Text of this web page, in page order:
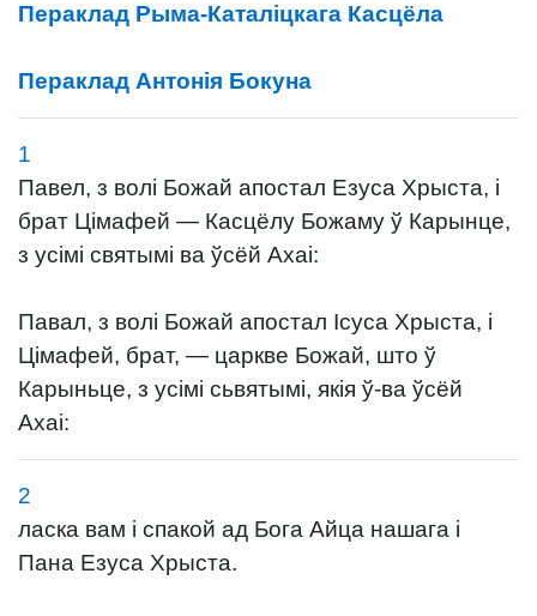
Пераклад Рыма-Каталіцкага Касцёла
Пераклад Антонія Бокуна
1
Павел, з волі Божай апостал Езуса Хрыста, і
брат Цімафей — Касцёлу Божаму ў Карынце,
з усімі святымі ва ўсёй Ахаі:
Павал, з волі Божай апостал Ісуса Хрыста, і
Цімафей, брат, — царкве Божай, што ў
Карыньце, з усімі сьвятымі, якія ў-ва ўсёй
Ахаі:
2
ласка вам і спакой ад Бога Айца нашага і
Пана Езуса Хрыста.